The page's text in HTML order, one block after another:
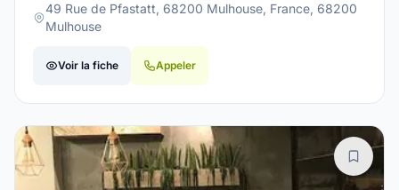
49 Rue de Pfastatt, 68200 Mulhouse, France, 68200
Mulhouse
Voir la fiche Appeler